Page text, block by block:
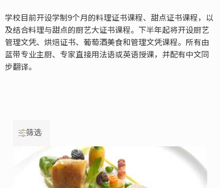
学校目前开设学制9个月的料理证书课程、甜点证书课程，以
及结合料理与甜点的厨艺大证书课程。下半年起将开设厨艺
管理文凭、烘焙证书、葡萄酒美食和管理文凭课程。所有由
蓝带专业主厨、专家直接用法语或英语授课，并配有中文同
步翻译。
筛选